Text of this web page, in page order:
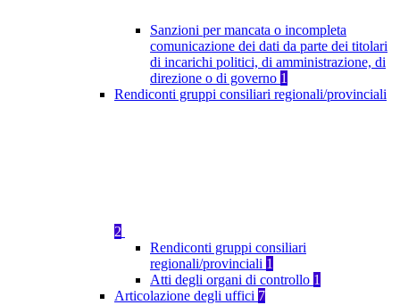
Sanzioni per mancata o incompleta
comunicazione dei dati da parte dei titolari
di incarichi politici, di amministrazione, di
direzione o di governo 1
Rendiconti gruppi consiliari regionali/provinciali
2
Rendiconti gruppi consiliari
regionali/provinciali 1
Atti degli organi di controllo 1
Articolazione degli uffici 7